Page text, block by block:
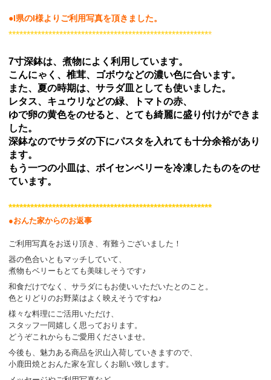
●I県のI様よりご利用写真を頂きました。
********************************************************
7寸深鉢は、煮物によく利用しています。
こんにゃく、椎茸、ゴボウなどの濃い色に合います。
また、夏の時期は、サラダ皿としても使いました。
レタス、キュウリなどの緑、トマトの赤、
ゆで卵の黄色をのせると、とても綺麗に盛り付けができま
した。
深鉢なのでサラダの下にパスタを入れても十分余裕があり
ます。
もう一つの小皿は、ボイセンベリーを冷凍したものをのせ
ています。
********************************************************
●おんた家からのお返事
ご利用写真をお送り頂き、有難うございました！
器の色合いともマッチしていて、
煮物もベリーもとても美味しそうです♪
和食だけでなく、サラダにもお使いいただいたとのこと。
色とりどりのお野菜はよく映えそうですね♪
様々な料理にご活用いただけ、
スタッフ一同嬉しく思っております。
どうぞこれからもご愛用くださいませ。
今後も、魅力ある商品を沢山入荷していきますので、
小鹿田焼とおんた家を宜しくお願い致します。